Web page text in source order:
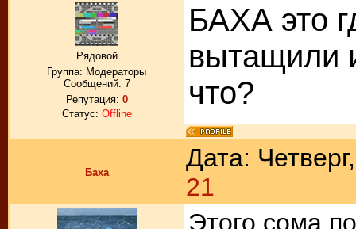
Рядовой
Группа: Модераторы
Сообщений: 7
Репутация: 0
Статус: Offline
БАХА это
вытащили
что?
Баха
Дата:
21
Этого сома